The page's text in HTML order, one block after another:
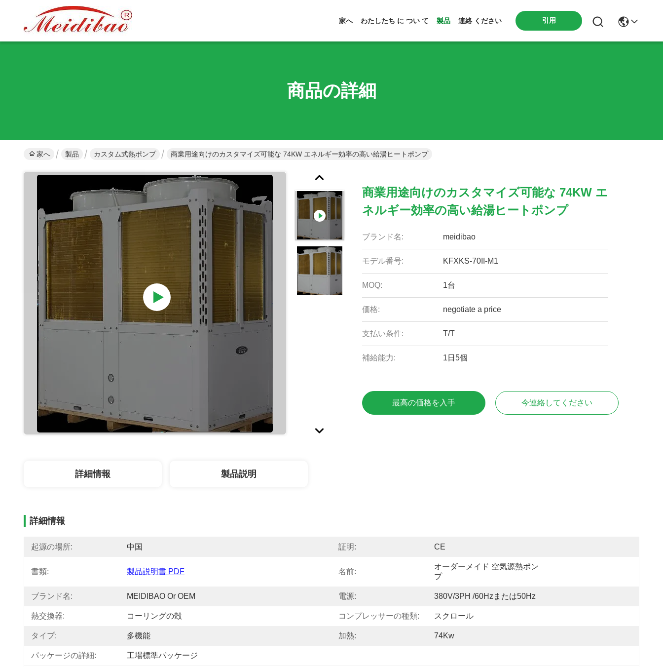
家へ わたしたち に つい て 製品 連絡 ください 引用
商品の詳細
家へ 製品 カスタム式熱ポンプ 商業用途向けのカスタマイズ可能な 74KW エネルギー効率の高い給湯ヒートポンプ
商業用途向けのカスタマイズ可能な 74KW エ
ネルギー効率の高い給湯ヒートポンプ
ブランド名: meidibao
モデル番号: KFXKS-70II-M1
MOQ: 1台
価格: negotiate a price
支払い条件: T/T
補給能力: 1日5個
最高の価格を入手 今連絡してください
詳細情報 製品説明
詳細情報
起源の場所: 中国 証明: CE
書類: 製品説明書 PDF 名前:
オーダーメイド 空気源熱ポン
プ
ブランド名: MEIDIBAO Or OEM 電源: 380V/3PH /60Hzまたは50Hz
熱交換器: コーリングの殻 コンプレッサーの種類: スクロール
タイプ: 多機能 加熱: 74Kw
パッケージの詳細: 工場標準パッケージ